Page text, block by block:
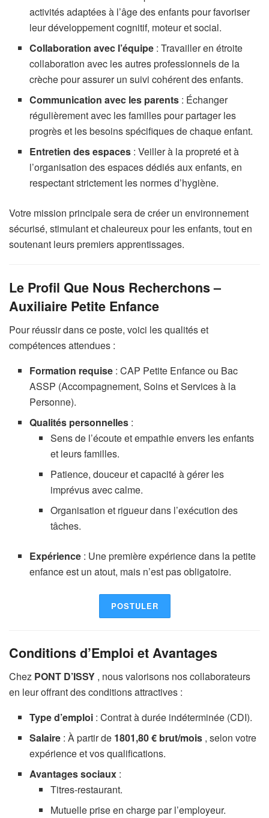
activités adaptées à l’âge des enfants pour favoriser
leur développement cognitif, moteur et social.
Collaboration avec l’équipe : Travailler en étroite
collaboration avec les autres professionnels de la
crèche pour assurer un suivi cohérent des enfants.
Communication avec les parents : Échanger
régulièrement avec les familles pour partager les
progrès et les besoins spécifiques de chaque enfant.
Entretien des espaces : Veiller à la propreté et à
l’organisation des espaces dédiés aux enfants, en
respectant strictement les normes d’hygiène.
Votre mission principale sera de créer un environnement
sécurisé, stimulant et chaleureux pour les enfants, tout en
soutenant leurs premiers apprentissages.
Le Profil Que Nous Recherchons –
Auxiliaire Petite Enfance
Pour réussir dans ce poste, voici les qualités et
compétences attendues :
Formation requise : CAP Petite Enfance ou Bac
ASSP (Accompagnement, Soins et Services à la
Personne).
Qualités personnelles :
Sens de l’écoute et empathie envers les enfants
et leurs familles.
Patience, douceur et capacité à gérer les
imprévus avec calme.
Organisation et rigueur dans l’exécution des
tâches.
Expérience : Une première expérience dans la petite
enfance est un atout, mais n’est pas obligatoire.
POSTULER
Conditions d’Emploi et Avantages
Chez PONT D’ISSY , nous valorisons nos collaborateurs
en leur offrant des conditions attractives :
Type d’emploi : Contrat à durée indéterminée (CDI).
Salaire : À partir de 1801,80 € brut/mois , selon votre
expérience et vos qualifications.
Avantages sociaux :
Titres-restaurant.
Mutuelle prise en charge par l’employeur.